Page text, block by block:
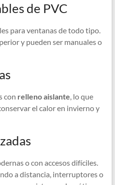
de PVC
para ventanas de todo tipo.
y pueden ser manuales o
con relleno aislante, lo que
el calor en invierno y
o con accesos difíciles.
a distancia, interruptores o